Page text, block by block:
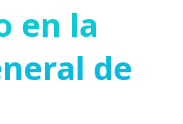
en la
de